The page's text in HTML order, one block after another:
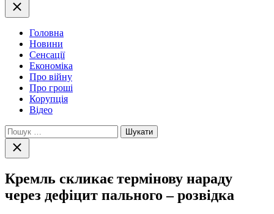
Закрити
Головна
Новини
Сенсації
Економіка
Про війну
Про гроші
Корупція
Відео
Пошук:
Закрити
пошук
Кремль скликає термінову нараду
через дефіцит пального – розвідка